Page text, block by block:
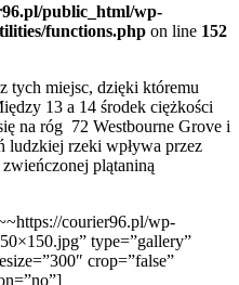
public_html/wp-
functions.php on line 152
miejsc, dzięki któremu
13 a 14 środek ciężkości
na róg 72 Westbourne Grove i
ludzkiej rzeki wpływa przez
plątaniną
courier96.pl/wp-
type=”gallery”
crop=”false”